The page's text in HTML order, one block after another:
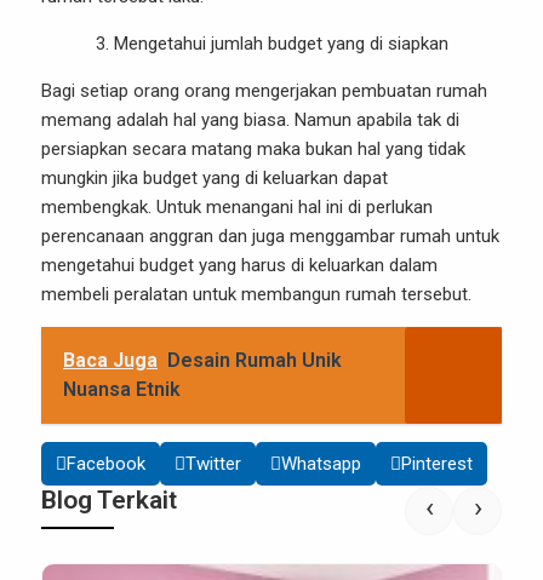
Mengetahui jumlah budget yang di siapkan
Bagi setiap orang orang mengerjakan pembuatan rumah
memang adalah hal yang biasa. Namun apabila tak di
persiapkan secara matang maka bukan hal yang tidak
mungkin jika budget yang di keluarkan dapat
membengkak. Untuk menangani hal ini di perlukan
perencanaan anggran dan juga menggambar rumah untuk
mengetahui budget yang harus di keluarkan dalam
membeli peralatan untuk membangun rumah tersebut.
Baca Juga Desain Rumah Unik
Nuansa Etnik
Facebook Twitter Whatsapp Pinterest
Blog Terkait ‹ ›